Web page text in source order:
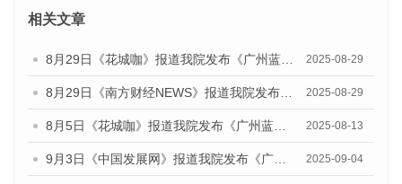
相关文章
2025-08-29
2025-08-29
2025-08-13
2025-09-04